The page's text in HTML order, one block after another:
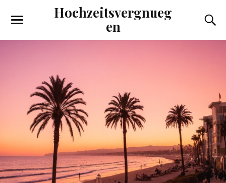
Hochzeitsvergnueg
en